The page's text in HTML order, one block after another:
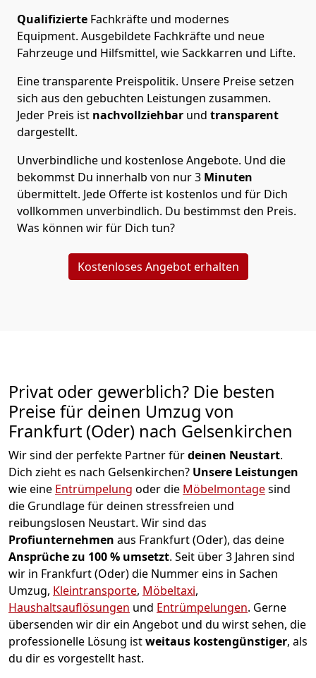
Qualifizierte Fachkräfte und modernes
Equipment. Ausgebildete Fachkräfte und neue
Fahrzeuge und Hilfsmittel, wie Sackkarren und Lifte.
Eine transparente Preispolitik. Unsere Preise setzen
sich aus den gebuchten Leistungen zusammen.
Jeder Preis ist nachvollziehbar und transparent
dargestellt.
Unverbindliche und kostenlose Angebote. Und die
bekommst Du innerhalb von nur3 Minuten
übermittelt. Jede Offerte ist kostenlos und für Dich
vollkommen unverbindlich. Du bestimmst den Preis.
Was können wir für Dich tun?
Kostenloses Angebot erhalten
Privat oder gewerblich? Die besten
Preise für deinen Umzug von
Frankfurt (Oder) nach Gelsenkirchen
Wir sind der perfekte Partner fürdeinen Neustart.
Dich zieht es nach Gelsenkirchen? Unsere Leistungen
wie eine Entrümpelung oder die Möbelmontagesind
die Grundlage für deinen stressfreien und
reibungslosen Neustart. Wir sind das
Profiunternehmen aus Frankfurt (Oder), das deine
Ansprüche zu 100 % umsetzt. Seit über 3 Jahren sind
wir in Frankfurt (Oder) die Nummer eins in Sachen
Umzug, Kleintransporte, Möbeltaxi,
Haushaltsauflösungen und Entrümpelungen. Gerne
übersenden wir dir ein Angebot und du wirst sehen, die
professionelle Lösung istweitaus kostengünstiger, als
du dir es vorgestellt hast.